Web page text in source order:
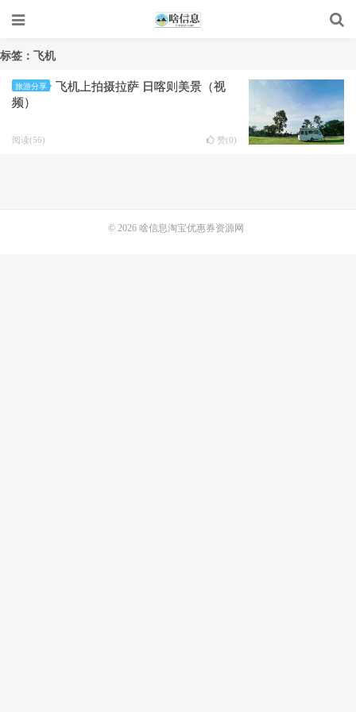
标签：飞机
旅游分享
飞机上拍摄拉萨 日喀则美景（视
频）
阅读(56) 赞(0)
© 2026 啥信息淘宝优惠券资源网